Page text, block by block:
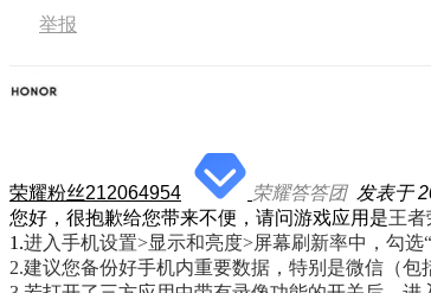
举报
荣耀粉丝212064954 荣耀答答团 发表于
您好，很抱歉给您带来不便，请问游戏应用是王者
1.进入手机设置>显示和亮度>屏幕刷新率中，勾选“
2.建议您备份好手机内重要数据，特别是微信（包